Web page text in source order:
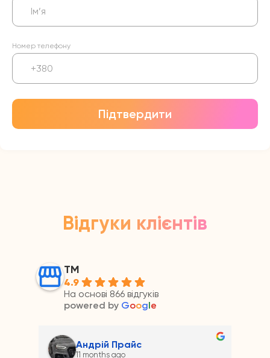
Номер телефону
Підтвердити
Відгуки клієнтів
ТМ
4.9
На основі 866 відгуків
powered by Google
Андрій Прайс
11 months ago